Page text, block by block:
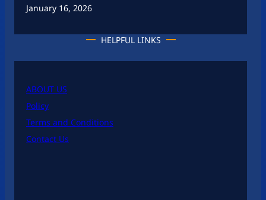
January 16, 2026
HELPFUL LINKS
ABOUT US
Policy
Terms and Conditions
Contact Us